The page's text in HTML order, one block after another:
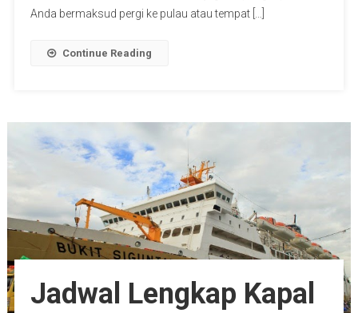
Anda bermaksud pergi ke pulau atau tempat […]
Continue Reading
Jadwal Lengkap Kapal